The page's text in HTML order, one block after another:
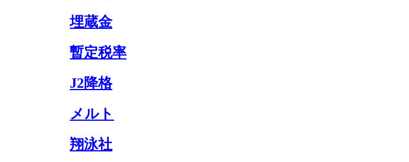
埋蔵金
暫定税率
J2降格
メルト
翔泳社